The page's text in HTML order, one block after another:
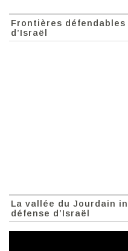
Frontières
d’Israël
La vallée du Jourdain
défense d’Israël